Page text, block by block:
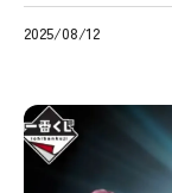
2025/08/12